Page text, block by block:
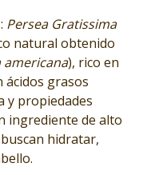
Persea Gratissima
natural obtenido
americana), rico en
ácidos grasos
y propiedades
ingrediente de alto
hidratar,